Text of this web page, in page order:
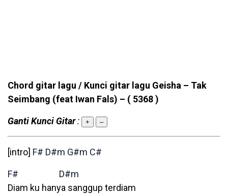
Chord gitar lagu / Kunci gitar lagu Geisha – Tak
Seimbang (feat Iwan Fals) – ( 5368 )
Ganti Kunci Gitar: + –
[intro] F# D#m G#m C#
F#
D#m
Diam ku hanya sanggup terdiam